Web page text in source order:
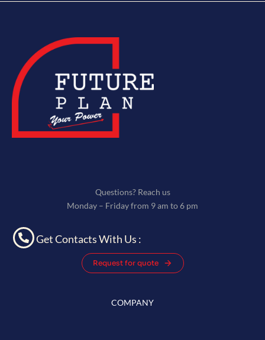
Questions? Reach us
Monday – Friday from 9 am to 6 pm
Get Contacts With Us :
Request for quote
COMPANY